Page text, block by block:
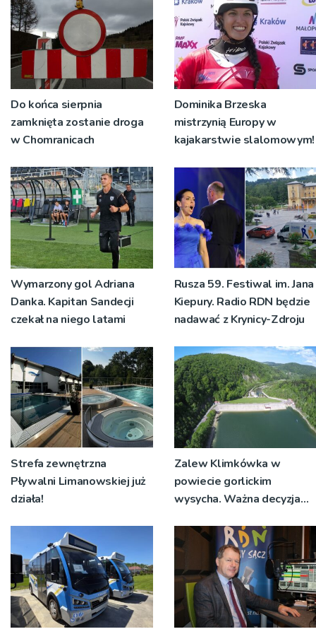
Do końca sierpnia
zamknięta zostanie droga
w Chomranicach
Dominika Brzeska
mistrzynią Europy w
kajakarstwie slalomowym!
Wymarzony gol Adriana
Danka. Kapitan Sandecji
czekał na niego latami
Rusza 59. Festiwal im. Jana
Kiepury. Radio RDN będzie
nadawać z Krynicy-Zdroju
Strefa zewnętrzna
Pływalni Limanowskiej już
działa!
Zalew Klimkówka w
powiecie gorlickim
wysycha. Ważna decyzja